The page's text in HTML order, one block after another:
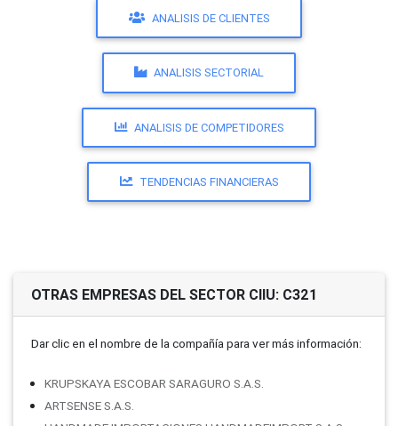
ANALISIS DE CLIENTES
ANALISIS SECTORIAL
ANALISIS DE COMPETIDORES
TENDENCIAS FINANCIERAS
OTRAS EMPRESAS DEL SECTOR CIIU: C321
Dar clic en el nombre de la compañí­a para ver más información:
KRUPSKAYA ESCOBAR SARAGURO S.A.S.
ARTSENSE S.A.S.